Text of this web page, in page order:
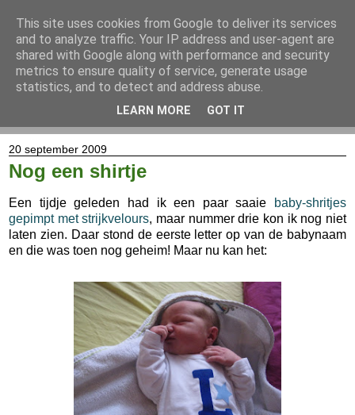
20 september 2009
Nog een shirtje
Een tijdje geleden had ik een paar saaie
baby-shritjes
gepimpt met strijkvelours, maar nummer drie kon ik nog niet
laten zien. Daar stond de eerste letter op van de babynaam
en die was toen nog geheim! Maar nu kan het:
This site uses cookies from Google to deliver its services
and to analyze traffic. Your IP address and user-agent are
shared with Google along with performance and security
metrics to ensure quality of service, generate usage
statistics, and to detect and address abuse.
LEARN MORE GOT IT